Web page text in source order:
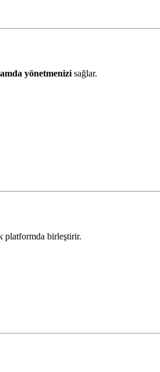
yönetmenizi sağlar.
platformda birleştirir.